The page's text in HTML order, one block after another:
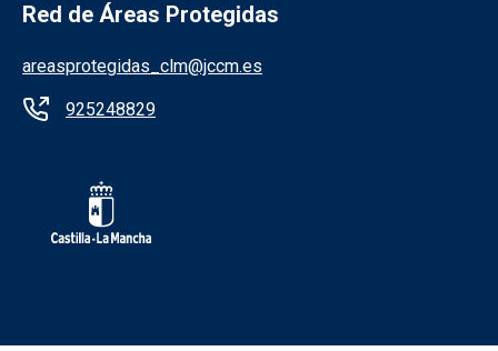
Red de Áreas Protegidas
areasprotegidas_clm@jccm.es
925248829